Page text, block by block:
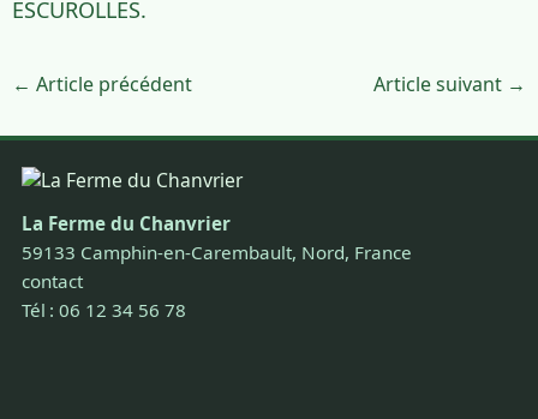
ESCUROLLES.
← Article précédent Article suivant →
La Ferme du Chanvrier
59133 Camphin-en-Carembault, Nord, France
contact
Tél : 06 12 34 56 78